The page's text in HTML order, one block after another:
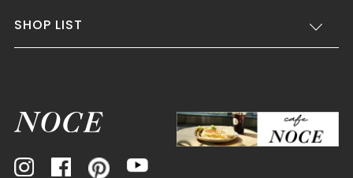
SHOP LIST